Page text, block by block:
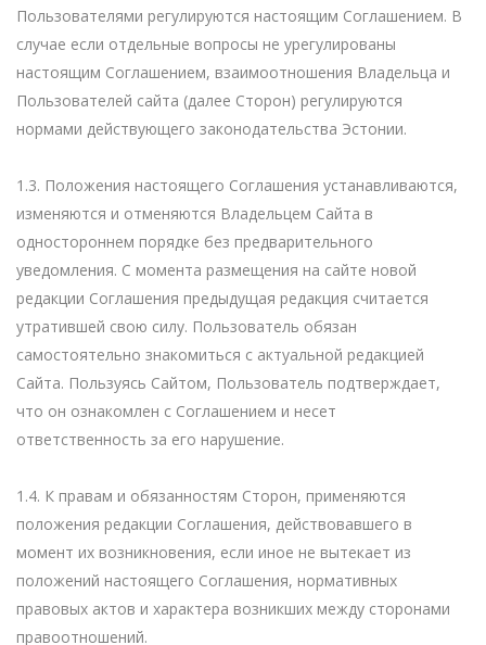
Пользователями регулируются настоящим Соглашением. В
случае если отдельные вопросы не урегулированы
настоящим Соглашением, взаимоотношения Владельца и
Пользователей сайта (далее Сторон) регулируются
нормами действующего законодательства Эстонии.
1.3. Положения настоящего Соглашения устанавливаются,
изменяются и отменяются Владельцем Сайта в
одностороннем порядке без предварительного
уведомления. С момента размещения на сайте новой
редакции Соглашения предыдущая редакция считается
утратившей свою силу. Пользователь обязан
самостоятельно знакомиться с актуальной редакцией
Сайта. Пользуясь Сайтом, Пользователь подтверждает,
что он ознакомлен с Соглашением и несет
ответственность за его нарушение.
1.4. К правам и обязанностям Сторон, применяются
положения редакции Соглашения, действовавшего в
момент их возникновения, если иное не вытекает из
положений настоящего Соглашения, нормативных
правовых актов и характера возникших между сторонами
правоотношений.